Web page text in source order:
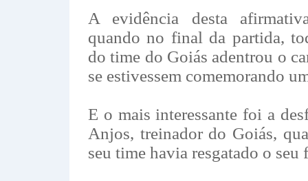
A evidência desta
quando no final da partida,
do time do Goiás adentrou o
se estivessem comemorando
E o mais interessante foi a
Anjos, treinador do Goiás,
seu time havia resgatado o seu